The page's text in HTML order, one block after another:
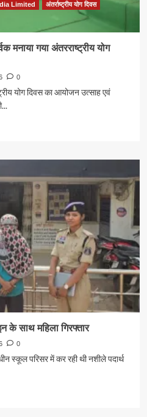
Limited
अंतर्राष्ट्रीय योग दिवस
मनाया गया अंतरराष्ट्रीय योग
0
योग दिवस का आयोजन उत्साह एवं
के साथ महिला गिरफ्तार
0
स्कूल परिसर में कर रही थी नशीले पदार्थ